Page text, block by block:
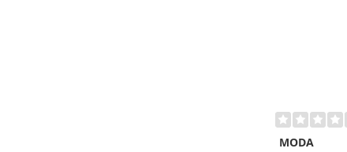
MODA